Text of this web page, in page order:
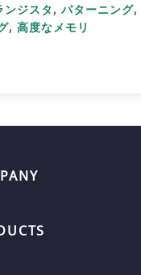
ンジスタ , パターニング,
, 高度なメモリ